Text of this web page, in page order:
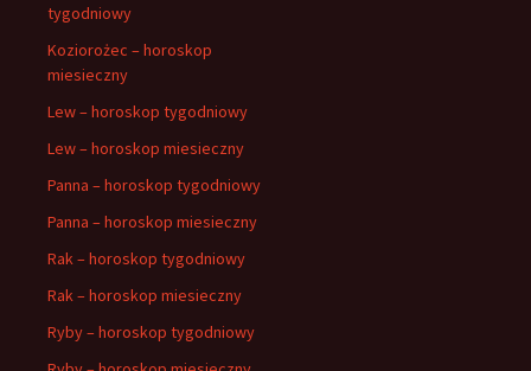
tygodniowy
Koziorożec – horoskop
miesieczny
Lew – horoskop tygodniowy
Lew – horoskop miesieczny
Panna – horoskop tygodniowy
Panna – horoskop miesieczny
Rak – horoskop tygodniowy
Rak – horoskop miesieczny
Ryby – horoskop tygodniowy